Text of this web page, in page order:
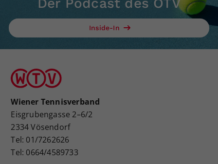
Der Podcast des ÖTV
Inside-In
Wiener Tennisverband
Eisgrubengasse 2–6/2
2334 Vösendorf
Tel: 01/7262626
Tel: 0664/4589733
Dieser Wert speichert Ihre Consent-
zufällig generierte ID, für die